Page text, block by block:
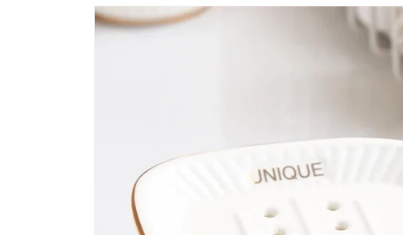
Zu
Produktinformationen